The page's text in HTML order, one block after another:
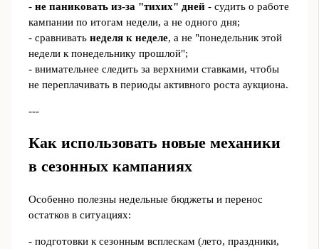
- не паниковать из-за "тихих" дней- судить о работе
кампании по итогам недели, а не одного дня;
- сравнивать неделя к неделе, а не "понедельник этой
недели к понедельнику прошлой";
- внимательнее следить за верхними ставками, чтобы
не переплачивать в периоды активного роста аукциона.
---
Как использовать новые механики
в сезонных кампаниях
Особенно полезны недельные бюджеты и перенос
остатков в ситуациях:
- подготовки к сезонным всплескам (лето, праздники,